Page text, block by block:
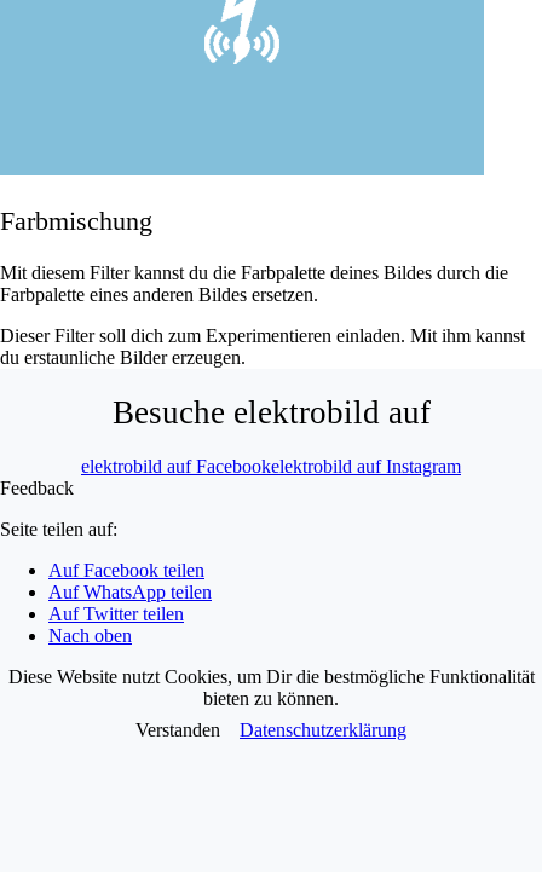
Farbmischung
Mit diesem Filter kannst du die Farbpalette deines Bildes durch die
Farbpalette eines anderen Bildes ersetzen.
Dieser Filter soll dich zum Experimentieren einladen. Mit ihm kannst
du erstaunliche Bilder erzeugen.
Besuche elektrobild auf
elektrobild auf Facebookelektrobild auf Instagram
Feedback
Seite teilen auf:
Auf Facebook teilen
Auf WhatsApp teilen
Auf Twitter teilen
Nach oben
Diese Website nutzt Cookies, um Dir die bestmögliche Funktionalität
bieten zu können.
Verstanden
Datenschutzerklärung